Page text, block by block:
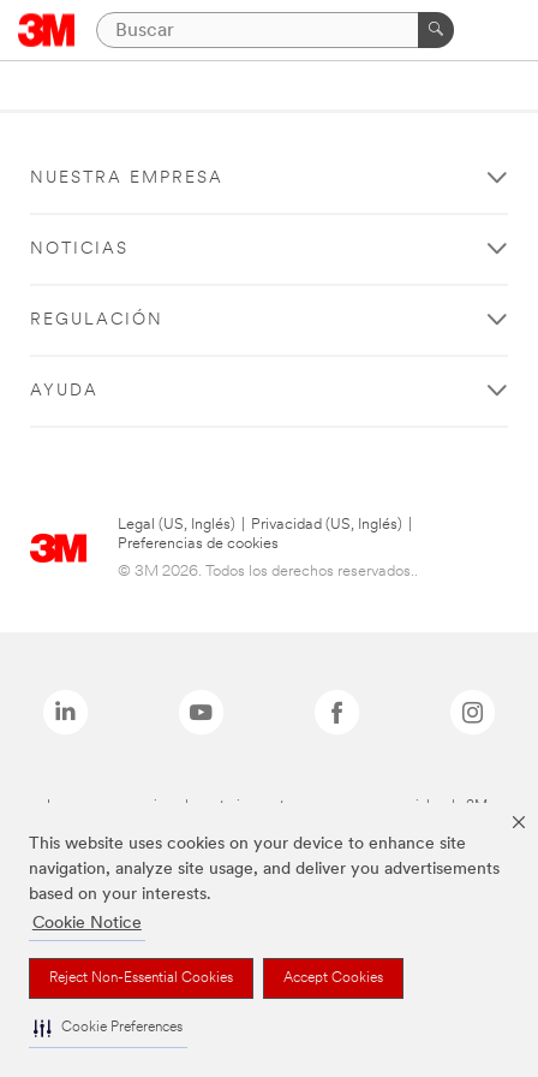
This website uses cookies on your device to enhance site
navigation, analyze site usage, and deliver you advertisements
based on your interests.
Cookie Notice
Reject Non-Essential Cookies Accept Cookies
Cookie Preferences
NUESTRA EMPRESA
NOTICIAS
REGULACIÓN
AYUDA
Legal (US, Inglés) Privacidad (US, Inglés)
Preferencias de cookies
© 3M 2026. Todos los derechos reservados..
Las marcas mencionadas anteriormente son marcas comerciales de 3M.